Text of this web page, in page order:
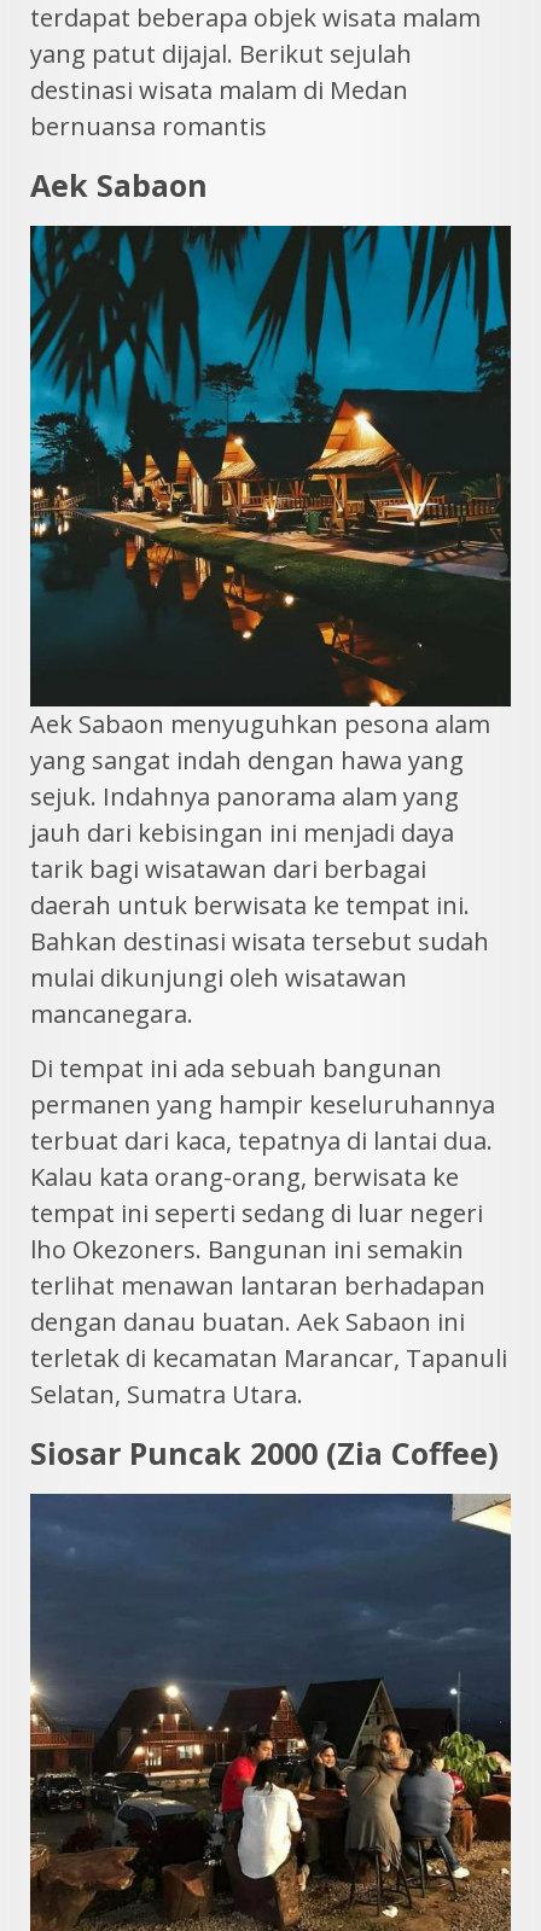
terdapat beberapa objek wisata malam
yang patut dijajal. Berikut sejulah
destinasi wisata malam di Medan
bernuansa romantis
Aek Sabaon
Aek Sabaon menyuguhkan pesona alam
yang sangat indah dengan hawa yang
sejuk. Indahnya panorama alam yang
jauh dari kebisingan ini menjadi daya
tarik bagi wisatawan dari berbagai
daerah untuk berwisata ke tempat ini.
Bahkan destinasi wisata tersebut sudah
mulai dikunjungi oleh wisatawan
mancanegara.
Di tempat ini ada sebuah bangunan
permanen yang hampir keseluruhannya
terbuat dari kaca, tepatnya di lantai dua.
Kalau kata orang-orang, berwisata ke
tempat ini seperti sedang di luar negeri
lho Okezoners. Bangunan ini semakin
terlihat menawan lantaran berhadapan
dengan danau buatan. Aek Sabaon ini
terletak di kecamatan Marancar, Tapanuli
Selatan, Sumatra Utara.
Siosar Puncak 2000 (Zia Coffee)